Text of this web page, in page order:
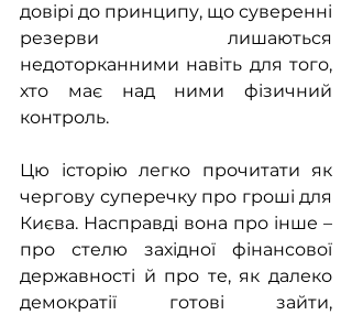
довірі до принципу, що суверенні
резерви лишаються
недоторканними навіть для того,
хто має над ними фізичний
контроль.
Цю історію легко прочитати як
чергову суперечку про гроші для
Києва. Насправді вона про інше –
про стелю західної фінансової
державності й про те, як далеко
демократії готові зайти,